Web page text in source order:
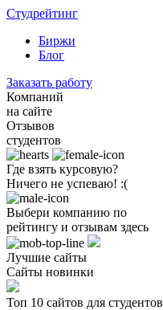
Студрейтинг
Биржи
Блог
Заказать работу
Компаний
на сайте
Отзывов
студентов
Где взять курсовую?
Ничего не успеваю! :(
Выбери компанию по
рейтингу и отзывам здесь
Лучшие сайты
Сайты новинки
Топ 10 сайтов для студентов